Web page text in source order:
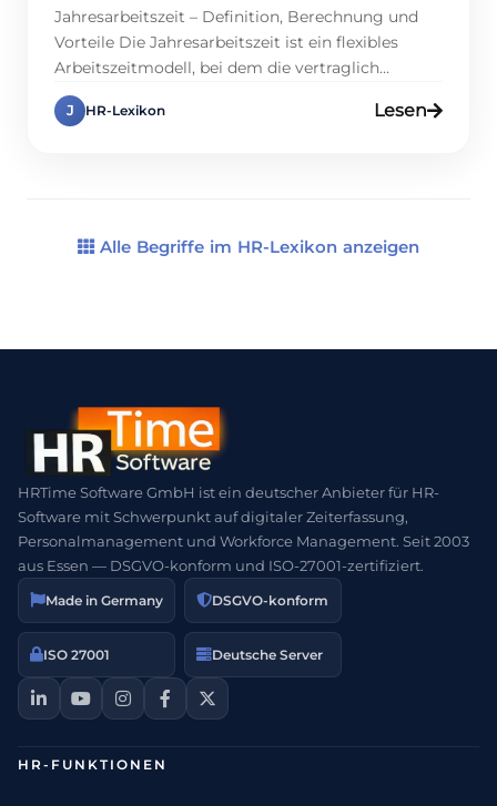
Jahresarbeitszeit – Definition, Berechnung und
Vorteile Die Jahresarbeitszeit ist ein flexibles
Arbeitszeitmodell, bei dem die vertraglich
vereinbarte Gesamtarbeitszeit eines Mitarbeiters
über ein ganzes Kalenderjahr betrachtet wird.
dass sich der Jahresgesamtwert verändert. […]
J HR-Lexikon Lesen
Alle Begriffe im HR-Lexikon anzeigen
HRTime Software GmbH ist ein deutscher Anbieter für HR-
Software mit Schwerpunkt auf digitaler Zeiterfassung,
Personalmanagement und Workforce Management. Seit 2003
aus Essen — DSGVO-konform und ISO-27001-zertifiziert.
Made in Germany DSGVO-konform
ISO 27001 Deutsche Server
HR-FUNKTIONEN